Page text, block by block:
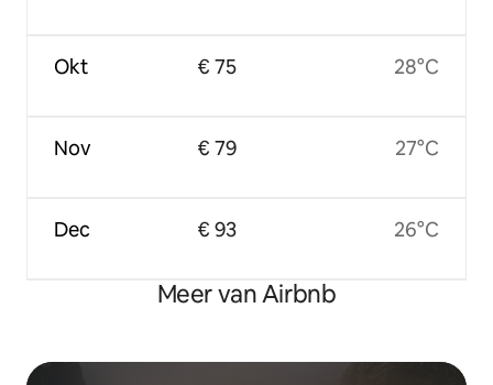
Okt
Nov
Dec
€ 75
€ 79
€ 93
28°C
27°C
26°C
Meer van Airbnb